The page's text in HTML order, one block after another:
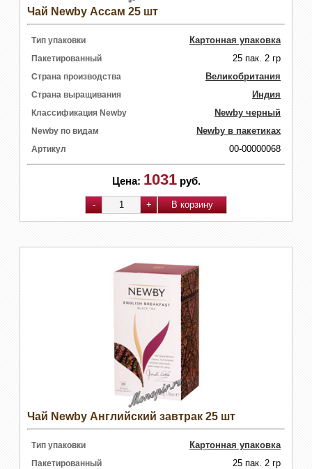
Чай Newby Ассам 25 шт
Тип упаковки Картонная упаковка
Пакетированный 25 пак. 2 гр
Страна производства Великобритания
Страна выращивания Индия
Классификация Newby Newby черный
Newby по видам Newby в пакетиках
Артикул 00-00000068
Цена: 1031 руб.
Чай Newby Английский завтрак 25 шт
Тип упаковки Картонная упаковка
Пакетированный 25 пак. 2 гр